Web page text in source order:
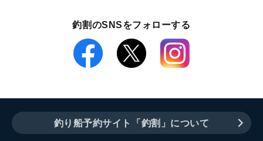
釣割のSNSをフォローする
釣り船予約サイト「釣割」について